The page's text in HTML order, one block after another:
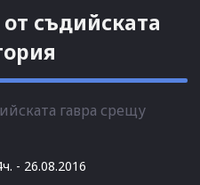
съдийската
- 26.08.2016